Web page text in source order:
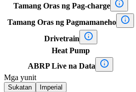
Tamang Oras ng Pag-charge

Tamang Oras ng Pagmamaneho 
Drivetrain 
Heat Pump
ABRP Live na Data

Mga yunit
Sukatan Imperial